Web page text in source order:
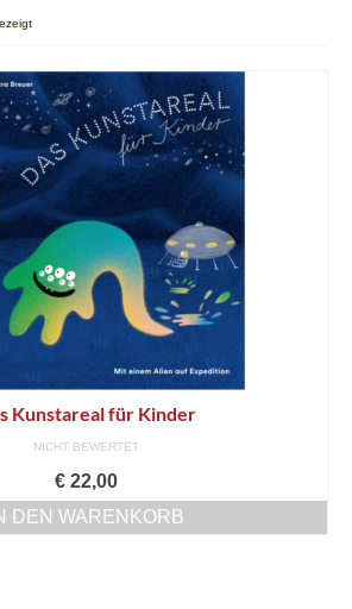
Kunstareal für Kinder
NICHT BEWERTET
€22,00
DEN WARENKORB